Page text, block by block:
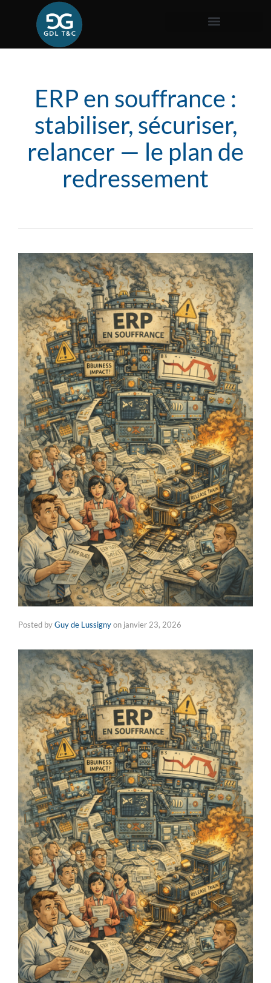
ERP en souffrance :
stabiliser, sécuriser,
relancer — le plan de
redressement
Posted byGuy de Lussignyon janvier 23, 2026